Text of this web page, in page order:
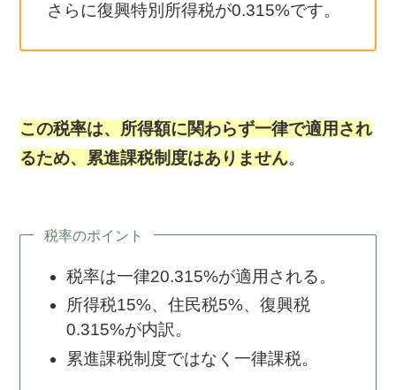
さらに復興特別所得税が0.315%です。
この税率は、所得額に関わらず一律で適用され
るため、累進課税制度はありません。
税率のポイント
税率は一律20.315%が適用される。
所得税15%、住民税5%、復興税
0.315%が内訳。
累進課税制度ではなく一律課税。